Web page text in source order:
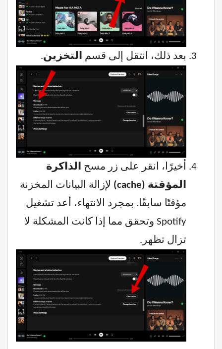
بعد ذلك، انتقل إلى قسم التخزين.
أخيرًا، انقر على زر مسح
الذاكرة
المؤقتة (cache)
لإزالة البيانات المخزنة
مؤقتًا سابقًا. بمجرد الانتهاء، أعد تشغيل
Spotify وتحقق مما إذا كانت المشكلة لا
تزال تظهر.